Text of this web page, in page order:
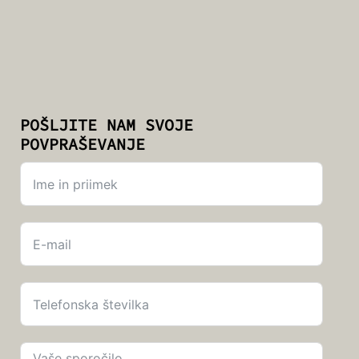
POŠLJITE NAM SVOJE
POVPRAŠEVANJE